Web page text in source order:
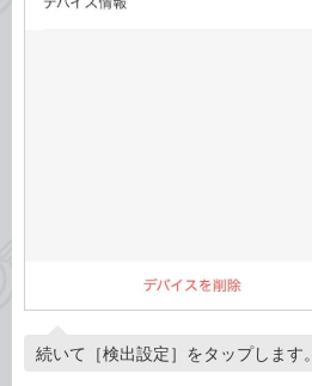
続いて［検出設定］をタップします。